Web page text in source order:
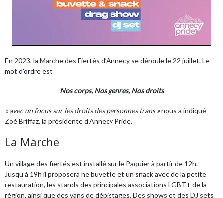
En 2023, la Marche des Fiertés d’Annecy se déroule le 22 juillet. Le
mot d’ordre est
Nos corps, Nos genres, Nos droits
« avec un focus sur les droits des personnes trans »nous a indiqué
Zoé Briffaz, la présidente d’Annecy Pride.
La Marche
Un village des fiertés est installé sur le Paquier à partir de 12h.
Jusqu’à 19h il proposera ne buvette et un snack avec de la petite
restauration, les stands des principales associations LGBT+ de la
région, ainsi que des vans de dépistages. Des shows et des DJ sets